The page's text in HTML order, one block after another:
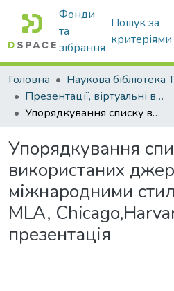
Фонди
та
зібрання
Пошук за
критеріями
Головна
Наукова
Презентації, віртуальні виставки наукової бібліотеки
Упорядкування списку використаних джерел за міжнародними стилями (APA, MLA, Chicago,Harvard) : презентація
Упорядкування
використаних
міжнародними
MLA,
презентація